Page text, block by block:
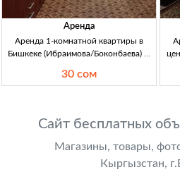
Аренда
Аренда 1-комнатной квартиры в
Бишкеке (Ибраимова/Боконбаева) —
Ибраимова/Боконбаева, 1 комн,
30 сом
Сайт бесплатных
Магазины, товары,
Кыргызстан,